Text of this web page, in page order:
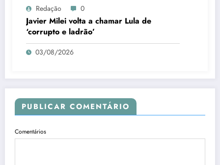
Redação 0
Javier Milei volta a chamar Lula de
‘corrupto e ladrão’
03/08/2026
PUBLICAR COMENTÁRIO
Comentários